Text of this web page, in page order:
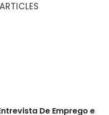
De Emprego e